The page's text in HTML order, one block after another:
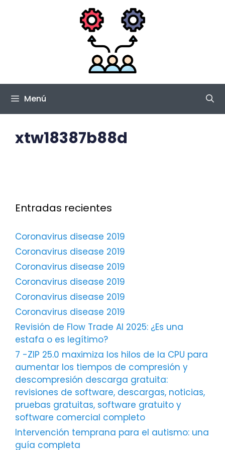
Menú
xtw18387b88d
Entradas recientes
Coronavirus disease 2019
Coronavirus disease 2019
Coronavirus disease 2019
Coronavirus disease 2019
Coronavirus disease 2019
Coronavirus disease 2019
Revisión de Flow Trade AI 2025: ¿Es una
estafa o es legítimo?
7 -ZIP 25.0 maximiza los hilos de la CPU para
aumentar los tiempos de compresión y
descompresión descarga gratuita:
revisiones de software, descargas, noticias,
pruebas gratuitas, software gratuito y
software comercial completo
Intervención temprana para el autismo: una
guía completa